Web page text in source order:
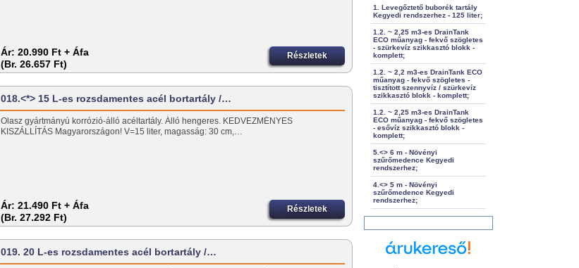
Ár: 20.990 Ft + Áfa
(Br. 26.657 Ft)
Részletek
018.<*> 15 L-es rozsdamentes acél bortartály /…
Olasz gyártmányú korrózió-álló acéltartály. Álló hengeres. KEDVEZMÉNYES
KISZÁLLÍTÁS Magyarországon! V=15 liter, magasság: 30 cm,…
Ár: 21.490 Ft + Áfa
(Br. 27.292 Ft)
Részletek
019. 20 L-es rozsdamentes acél bortartály /…
1. Levegőztető buborék tartály
Kegyedi rendszerhez - 125 liter;
1.2. ~ 2,25 m3-es DrainTank
ECO műanyag - fekvő szögletes
- szürkevíz szikkasztó blokk -
komplett;
1.2. ~ 2,2 m3-es DrainTank ECO
műanyag - fekvő szögletes -
tisztított szennyvíz / szürkevíz
szikkasztó blokk - komplett;
1.2. ~ 2,25 m3-es DrainTank
ECO műanyag - fekvő szögletes
- esővíz szikkasztó blokk -
komplett;
5.<> 6 m - Növényi
szűrőmedence Kegyedi
rendszerhez;
4.<> 5 m - Növényi
szűrőmedence Kegyedi
rendszerhez;